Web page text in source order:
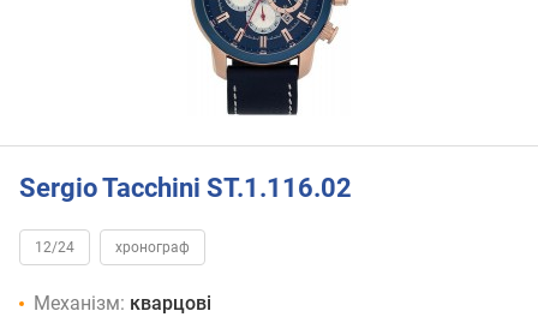
Sergio Tacchini ST.1.116.02
12/24 хронограф
Механізм: кварцові